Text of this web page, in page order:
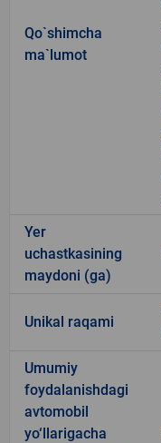
Qo`shimcha
ma`lumot
Yer
uchastkasining
maydoni (ga)
Unikal raqami
Umumiy
foydalanishdagi
avtomobil
yo‘llarigacha